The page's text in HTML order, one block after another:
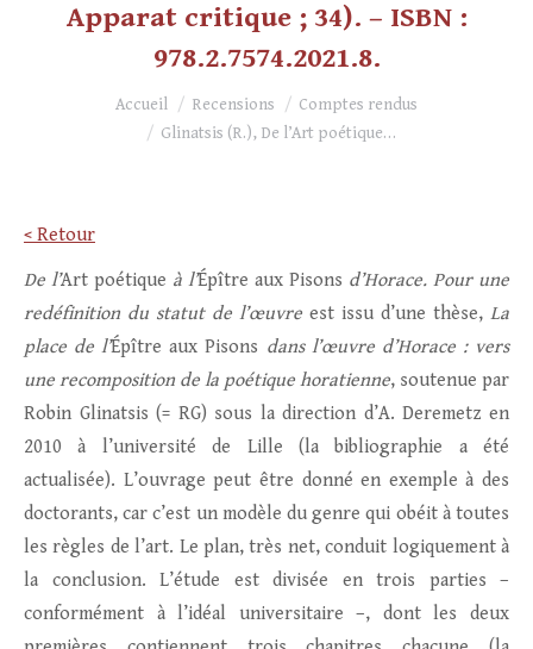
Apparat critique ; 34). – ISBN :
978.2.7574.2021.8.
Vous êtes ici :Accueil Recensions
Comptes rendus
Glinatsis (R.), De l’Art poétique…
< Retour
De l’Art poétique à l’Épître aux Pisons d’Horace. Pour une
redéfinition du statut de l’œuvre est issu d’une thèse, La
place de l’Épître aux Pisons dans l’œuvre d’Horace : vers
une recomposition de la poétique horatienne, soutenue par
Robin Glinatsis (= RG) sous la direction d’A. Deremetz en
2010 à l’université de Lille (la bibliographie a été
actualisée). L’ouvrage peut être donné en exemple à des
doctorants, car c’est un modèle du genre qui obéit à toutes
les règles de l’art. Le plan, très net, conduit logiquement à
la conclusion. L’étude est divisée en trois parties –
conformément à l’idéal universitaire –, dont les deux